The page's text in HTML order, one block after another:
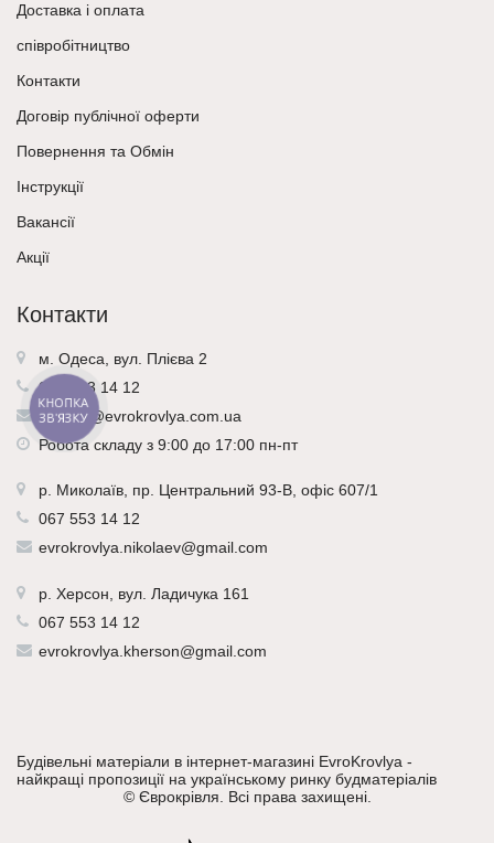
Доставка і оплата
співробітництво
Контакти
Договір публічної оферти
Повернення та Обмін
Інструкції
Вакансії
Акції
Контакти
м. Одеса, вул. Плієва 2
067 553 14 12
odessa@evrokrovlya.com.ua
Робота складу з 9:00 до 17:00 пн-пт
р. Миколаїв , пр. Центральний 93-В, офіс 607/1
067 553 14 12
evrokrovlya.nikolaev@gmail.com
р. Херсон , вул. Ладичука 161
067 553 14 12
evrokrovlya.kherson@gmail.com
Будівельні матеріали в інтернет-магазині EvroKrovlya -
найкращі пропозиції на українському ринку будматеріалів
© Єврокрівля . Всі права захищені.
КНОПКА
ЗВ'ЯЗКУ